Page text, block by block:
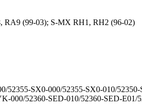
RA9 (99-03); S-MX RH1, RH2 (96-02)
52355-SX0-000/52355-SX0-010/
000/52360-SED-010/52360-SED-E01/